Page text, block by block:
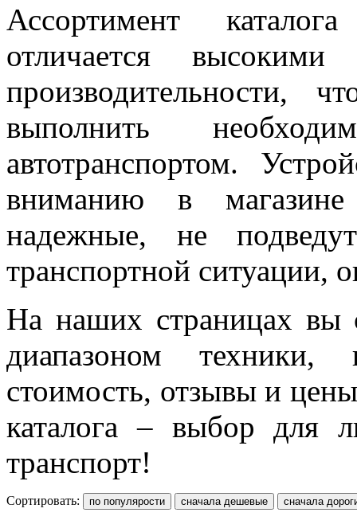
Ассортимент
отличается высокими
производительности,
выполнить
автотранспортом.
вниманию в
надежные, не
транспортной ситуации,
На наших страницах вы
диапазоном техники,
стоимость, отзывы и
каталога – выбор для
транспорт!
Сортировать: